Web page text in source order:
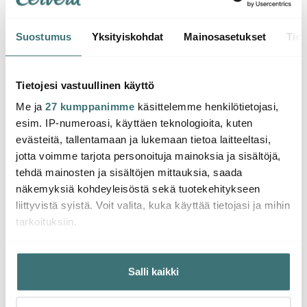
Suostumus Yksityiskohdat Mainosasetukset
Tietojesi vastuullinen käyttö
Me ja 27 kumppanimme käsittelemme henkilötietojasi,
esim. IP-numeroasi, käyttäen teknologioita, kuten
evästeitä, tallentamaan ja lukemaan tietoa laitteeltasi,
jotta voimme tarjota personoituja mainoksia ja sisältöjä,
tehdä mainosten ja sisältöjen mittauksia, saada
näkemyksiä kohdeyleisöstä sekä tuotekehitykseen
liittyvistä syistä. Voit valita, kuka käyttää tietojasi ja mihin
tarkoituksiin.
Jos sallit, haluamme myös tehdä seuraavia:
Kerätä tietoja maantieteellisestä sijainnistasi,
mahdollisesti muutaman metrin tarkkuudella
Salli kaikki
Hexclad
cm Hopea/Musta
196.63 €
Saatavilla
L
300.00 €
Saatavilla
Saatat pitää myös näistä